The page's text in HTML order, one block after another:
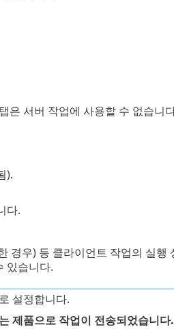
탭은 서버 작업에 사용할 수 없습니
).
다.
경우) 등 클라이언트 작업의 실행
있습니다.
설정합니다.
제품으로 작업이 전송되었습니다.